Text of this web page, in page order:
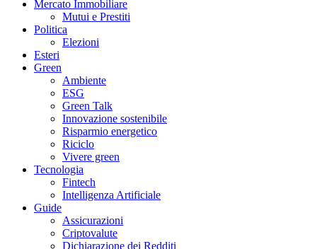
Mercato Immobiliare
Mutui e Prestiti
Politica
Elezioni
Esteri
Green
Ambiente
ESG
Green Talk
Innovazione sostenibile
Risparmio energetico
Riciclo
Vivere green
Tecnologia
Fintech
Intelligenza Artificiale
Guide
Assicurazioni
Criptovalute
Dichiarazione dei Redditi